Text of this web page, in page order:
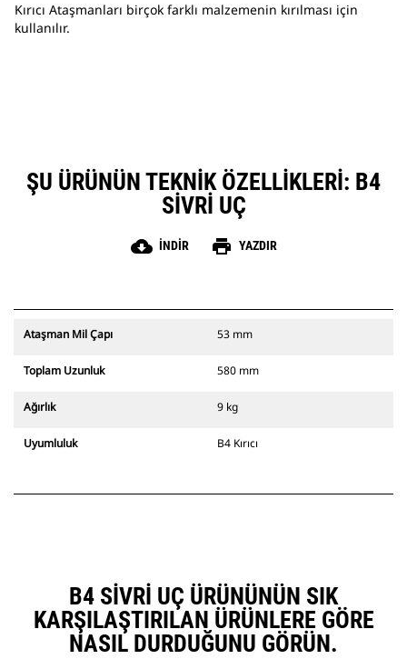
Kırıcı Ataşmanları birçok farklı malzemenin kırılması için
kullanılır.
ŞU ÜRÜNÜN TEKNIK ÖZELLIKLERI: B4
SIVRI UÇ
cloud_download İNDIR print YAZDIR
Ataşman Mil Çapı 53 mm
Toplam Uzunluk 580 mm
Ağırlık 9 kg
Uyumluluk B4 Kırıcı
B4 SIVRI UÇ ÜRÜNÜNÜN SIK
KARŞILAŞTIRILAN ÜRÜNLERE GÖRE
NASIL DURDUĞUNU GÖRÜN.